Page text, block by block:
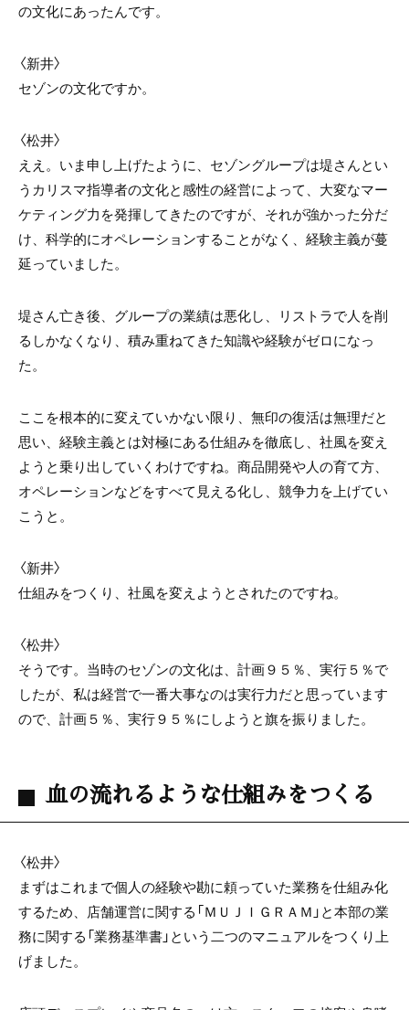
の文化にあったんです。
〈新井〉
セゾンの文化ですか。
〈松井〉
ええ。いま申し上げたように、セゾングループは堤さんとい
うカリスマ指導者の文化と感性の経営によって、大変なマー
ケティング力を発揮してきたのですが、それが強かった分だ
け、科学的にオペレーションすることがなく、経験主義が蔓
延っていました。
堤さん亡き後、グループの業績は悪化し、リストラで人を削
るしかなくなり、積み重ねてきた知識や経験がゼロになっ
た。
ここを根本的に変えていかない限り、無印の復活は無理だと
思い、経験主義とは対極にある仕組みを徹底し、社風を変え
ようと乗り出していくわけですね。商品開発や人の育て方、
オペレーションなどをすべて見える化し、競争力を上げてい
こうと。
〈新井〉
仕組みをつくり、社風を変えようとされたのですね。
〈松井〉
そうです。当時のセゾンの文化は、計画９５％、実行５％で
したが、私は経営で一番大事なのは実行力だと思っています
ので、計画５％、実行９５％にしようと旗を振りました。
血の流れるような仕組みをつくる
〈松井〉
まずはこれまで個人の経験や勘に頼っていた業務を仕組み化
するため、店舗運営に関する「ＭＵＪＩＧＲＡＭ」と本部の業
務に関する「業務基準書」という二つのマニュアルをつくり上
げました。